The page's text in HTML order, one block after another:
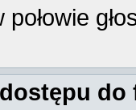
do